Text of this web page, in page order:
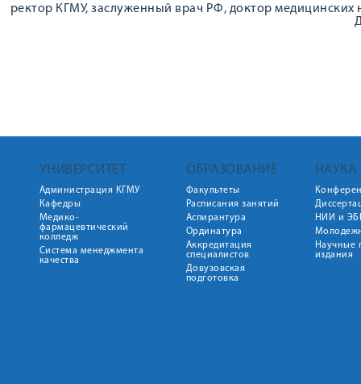
ректор КГМУ, заслуженный врач РФ, доктор медицинских
УНИВЕРСИТЕТ
Администрация КГМУ
Кафедры
Медико-
фармацевтический
колледж
Система менеджмента
качества
ОБРАЗОВАНИЕ
Факультеты
Расписания занятий
Аспирантура
Ординатура
Аккредитация
специалистов
Довузовская
подготовка
НАУКА
НИИ и
Научные
издания